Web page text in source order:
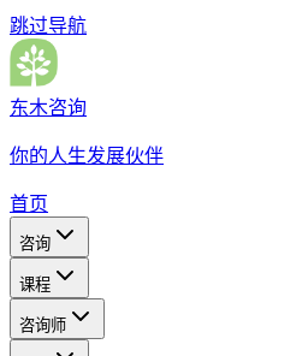
跳过导航
东木咨询
你的人生发展伙伴
首页
咨询
课程
咨询师